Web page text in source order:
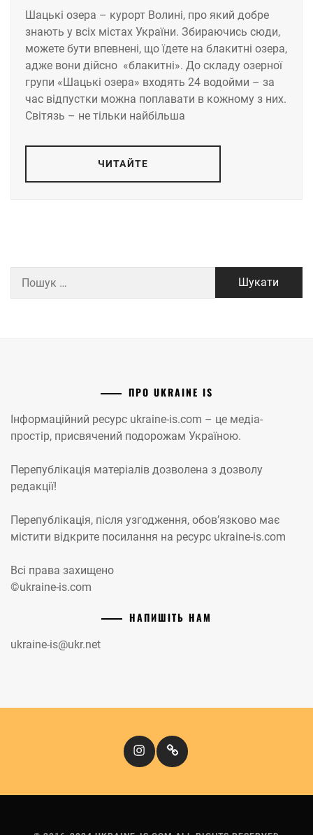
Шацькі озера – курорт Волині, про який добре
знають у всіх містах України. Збираючись сюди,
можете бути впевнені, що їдете на блакитні озера,
адже вони дійсно «блакитні». До складу озерної
групи «Шацькі озера» входять 24 водойми – за
час відпустки можна поплавати в кожному з них.
Світязь – не тільки найбільша
ЧИТАЙТЕ
ПРО UKRAINE IS
Інформаційний ресурс ukraine-is.com – це медіа-
простір, присвячений подорожам Україною.
Перепублікація матеріалів дозволена з дозволу
редакції!
Перепублікація, після узгодження, обов’язково має
містити відкрите посилання на ресурс ukraine-is.com
Всі права захищено
©ukraine-is.com
НАПИШІТЬ НАМ
ukraine-is@ukr.net
InstagramКіномандри